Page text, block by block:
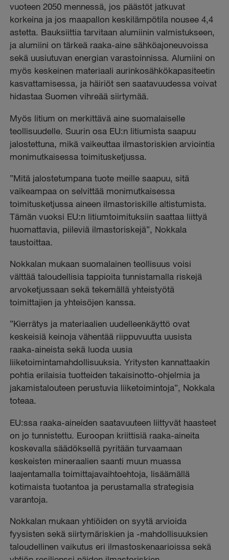
vuoteen 2050 mennessä, jos päästöt jatkuvat
korkeina ja jos maapallon keskilämpötila nousee 4,4
astetta. Bauksiittia tarvitaan alumiinin valmistukseen,
ja alumiini on tärkeä raaka-aine sähköajoneuvoissa
sekä uusiutuvan energian varastoinnissa. Alumiini on
myös keskeinen materiaali aurinkosähkökapasiteetin
kasvattamisessa, ja häiriöt sen saatavuudessa voivat
hidastaa Suomen vihreää siirtymää.
Myös litium on merkittävä aine suomalaiselle
teollisuudelle. Suurin osa EU:n litiumista saapuu
jalostettuna, mikä vaikeuttaa ilmastoriskien arviointia
monimutkaisessa toimitusketjussa.
”Mitä jalostetumpana tuote meille saapuu, sitä
vaikeampaa on selvittää monimutkaisessa
toimitusketjussa aineen ilmastoriskille altistumista.
Tämän vuoksi EU:n litiumtoimituksiin saattaa liittyä
huomattavia, piileviä ilmastoriskejä”, Nokkala
taustoittaa.
Nokkalan mukaan suomalainen teollisuus voisi
välttää taloudellisia tappioita tunnistamalla riskejä
arvoketjussaan sekä tekemällä yhteistyötä
toimittajien ja yhteisöjen kanssa.
”Kierrätys ja materiaalien uudelleenkäyttö ovat
keskeisiä keinoja vähentää riippuvuutta uusista
raaka-aineista sekä luoda uusia
liiketoimintamahdollisuuksia. Yritysten kannattaakin
pohtia erilaisia tuotteiden takaisinotto-ohjelmia ja
jakamistalouteen perustuvia liiketoimintoja”, Nokkala
toteaa.
EU:ssa raaka-aineiden saatavuuteen liittyvät haasteet
on jo tunnistettu. Euroopan kriittisiä raaka-aineita
koskevalla säädöksellä pyritään turvaamaan
keskeisten mineraalien saanti muun muassa
laajentamalla toimittajavaihtoehtoja, lisäämällä
kotimaista tuotantoa ja perustamalla strategisia
varantoja.
Nokkalan mukaan yhtiöiden on syytä arvioida
fyysisten sekä siirtymäriskien ja -mahdollisuuksien
taloudellinen vaikutus eri ilmastoskenaarioissa sekä